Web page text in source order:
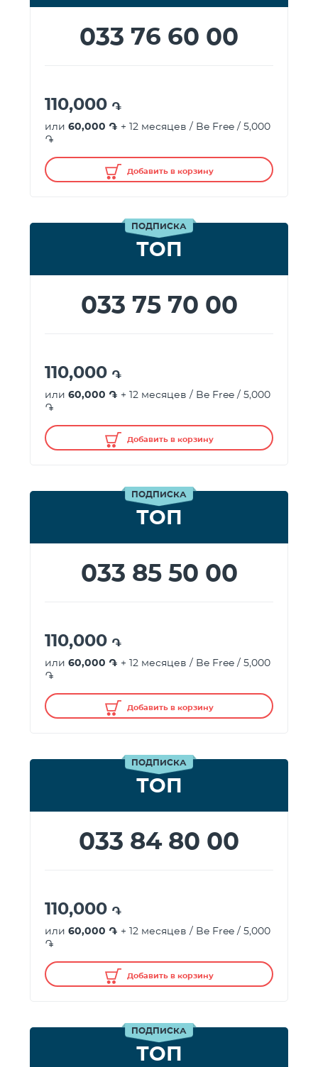
033 76 60 00
110,000 ֏
или 60,000 ֏ + 12 месяцев / Be Free / 5,000
֏
Добавить в корзину
ПОДПИСКА
ТОП
033 75 70 00
110,000 ֏
или 60,000 ֏ + 12 месяцев / Be Free / 5,000
֏
Добавить в корзину
ПОДПИСКА
ТОП
033 85 50 00
110,000 ֏
или 60,000 ֏ + 12 месяцев / Be Free / 5,000
֏
Добавить в корзину
ПОДПИСКА
ТОП
033 84 80 00
110,000 ֏
или 60,000 ֏ + 12 месяцев / Be Free / 5,000
֏
Добавить в корзину
ПОДПИСКА
ТОП